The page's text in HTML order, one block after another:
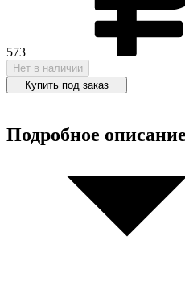
573
Нет в наличии
Купить под заказ
Подробное